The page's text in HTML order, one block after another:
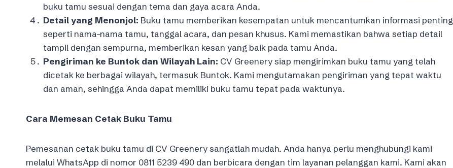
buku tamu sesuai dengan tema dan gaya acara Anda.
Detail yang Menonjol: Buku tamu memberikan kesempatan untuk mencantumkan informasi penting
seperti nama-nama tamu, tanggal acara, dan pesan khusus. Kami memastikan bahwa setiap detail
tampil dengan sempurna, memberikan kesan yang baik pada tamu Anda.
Pengiriman ke Buntok dan Wilayah Lain: CV Greenery siap mengirimkan buku tamu yang telah
dicetak ke berbagai wilayah, termasuk Buntok. Kami mengutamakan pengiriman yang tepat waktu
dan aman, sehingga Anda dapat memiliki buku tamu tepat pada waktunya.
Cara Memesan Cetak Buku Tamu
Pemesanan cetak buku tamu di CV Greenery sangatlah mudah. Anda hanya perlu menghubungi kami
melalui WhatsApp di nomor 0811 5239 490 dan berbicara dengan tim layanan pelanggan kami. Kami akan